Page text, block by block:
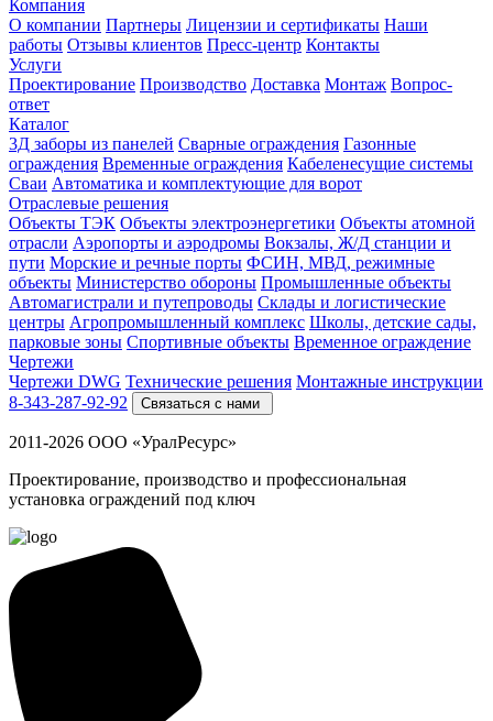
Компания
О компании Партнеры Лицензии и сертификаты Наши
работы Отзывы клиентов Пресс-центр Контакты
Услуги
Проектирование Производство Доставка Монтаж Вопрос-
ответ
Каталог
3Д заборы из панелей Сварные ограждения Газонные
ограждения Временные ограждения Кабеленесущие системы
Cваи Автоматика и комплектующие для ворот
Отраслевые решения
Объекты ТЭК Объекты электроэнергетики Объекты атомной
отрасли Аэропорты и аэродромы Вокзалы, Ж/Д станции и
пути Морские и речные порты ФСИН, МВД, режимные
объекты Министерство обороны Промышленные объекты
Автомагистрали и путепроводы Склады и логистические
центры Агропромышленный комплекс Школы, детские сады,
парковые зоны Спортивные объекты Временное ограждение
Чертежи
Чертежи DWG Технические решения Монтажные инструкции
8-343-287-92-92
Связаться с нами
2011-2026 ООО «УралРесурс»
Проектирование, производство и профессиональная
установка ограждений под ключ